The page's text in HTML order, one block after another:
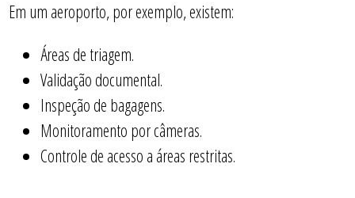
Em um aeroporto, por exemplo, existem:
Áreas de triagem.
Validação documental.
Inspeção de bagagens.
Monitoramento por câmeras.
Controle de acesso a áreas restritas.